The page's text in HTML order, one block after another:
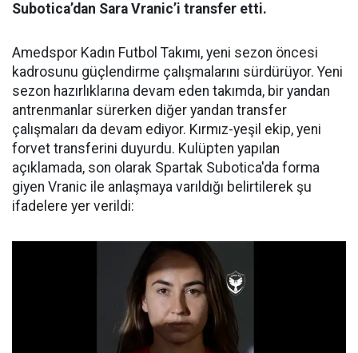
Subotica’dan Sara Vranic’i transfer etti.
Amedspor Kadın Futbol Takımı, yeni sezon öncesi
kadrosunu güçlendirme çalışmalarını sürdürüyor. Yeni
sezon hazırlıklarına devam eden takımda, bir yandan
antrenmanlar sürerken diğer yandan transfer
çalışmaları da devam ediyor. Kırmız-yeşil ekip, yeni
forvet transferini duyurdu. Kulüpten yapılan
açıklamada, son olarak Spartak Subotica'da forma
giyen Vranic ile anlaşmaya varıldığı belirtilerek şu
ifadelere yer verildi: